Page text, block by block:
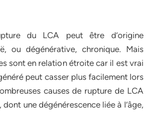
du LCA peut être d’origine
ou dégénérative, chronique. Mais
sont en relation étroite car il est vrai
peut casser plus facilement lors
causes de rupture de LCA
une dégénérescence liée à l’âge,